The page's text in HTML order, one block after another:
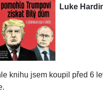
Luke
knihu jsem koupil před 6